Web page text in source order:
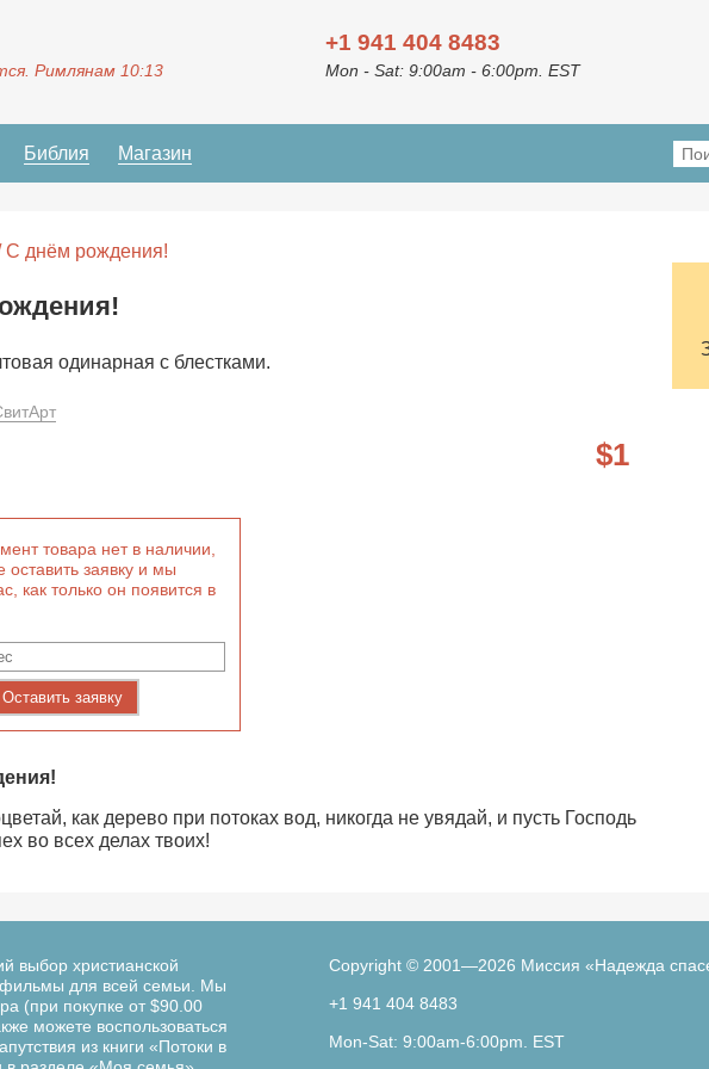
Римлянам 10:13
+1 941 404 8483
Mon - Sat: 9:00am - 6:00pm. EST
Библия Магазин
С днём рождения!
одинарная с блестками.
1
товара нет в наличии,
оставить заявку и мы
как только он появится в
Оставить заявку
как дерево при потоках вод, никогда не увядай, и пусть Господь
во всех делах твоих!
выбор христианской
фильмы для всей семьи. Мы
(при покупке от $90.00
можете воспользоваться
из книги «Потоки в
Copyright © 2001—2026 Миссия «Надежда
+1 941 404 8483
Mon-Sat: 9:00am-6:00pm. EST